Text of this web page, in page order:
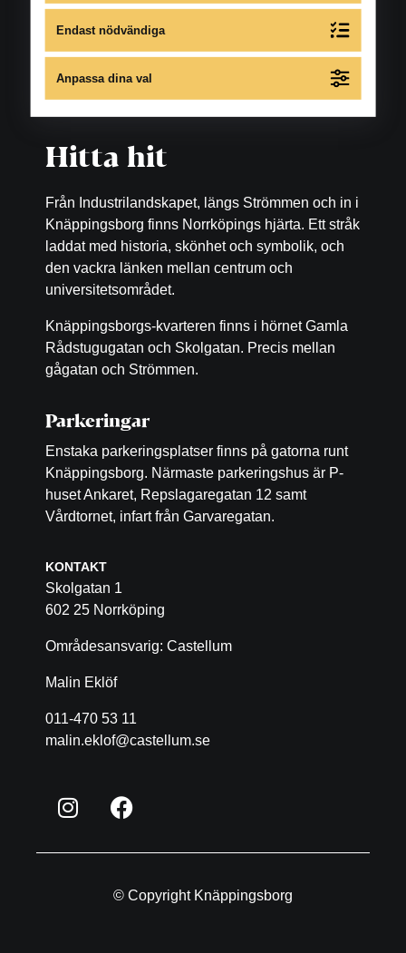
För avvikande öppettider under året gå till
respektive butiks eller restaurangs egen
hemsida.
Hitta hit
Från Industrilandskapet, längs Strömmen och in i
Knäppingsborg finns Norrköpings hjärta. Ett stråk
laddat med historia, skönhet och symbolik, och
den vackra länken mellan centrum och
universitetsområdet.
Knäppingsborgs-kvarteren finns i hörnet Gamla
Rådstugugatan och Skolgatan. Precis mellan
gågatan och Strömmen.
Parkeringar
Enstaka parkeringsplatser finns på gatorna runt
Knäppingsborg. Närmaste parkeringshus är P-
huset Ankaret, Repslagaregatan 12 samt
Vårdtornet, infart från Garvaregatan.
KONTAKT
Skolgatan 1
602 25 Norrköping
Områdesansvarig: Castellum
Malin Eklöf
011-470 53 11
malin.eklof@castellum.se
© Copyright Knäppingsborg
Endast nödvändiga
Anpassa dina val